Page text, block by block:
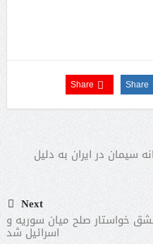
Share
Share
سیمان در ایران به‌ دلیل
Next
خواستار صلح میان سوریه و
اسرائیل شد